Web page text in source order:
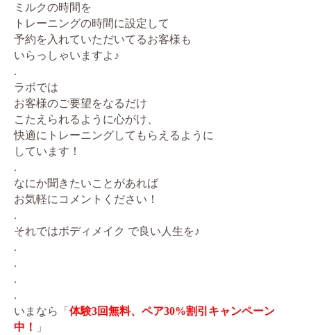
ミルクの時間を
トレーニングの時間に設定して
予約を入れていただいてるお客様も
いらっしゃいますよ♪
.
ラボでは
お客様のご要望をなるだけ
こたえられるように心がけ、
快適にトレーニングしてもらえるように
しています！
.
なにか聞きたいことがあれば
お気軽にコメントください！
.
それではボディメイク で良い人生を♪
.
.
.
.
いまなら「 体験3回無料、ペア30%割引キャンペーン
中！
」